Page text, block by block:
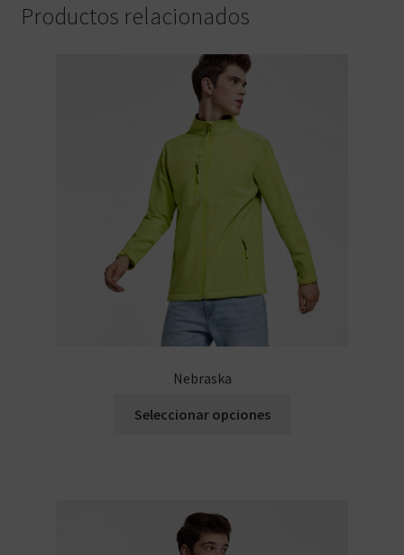
Productos relacionados
Nebraska
Seleccionar opciones